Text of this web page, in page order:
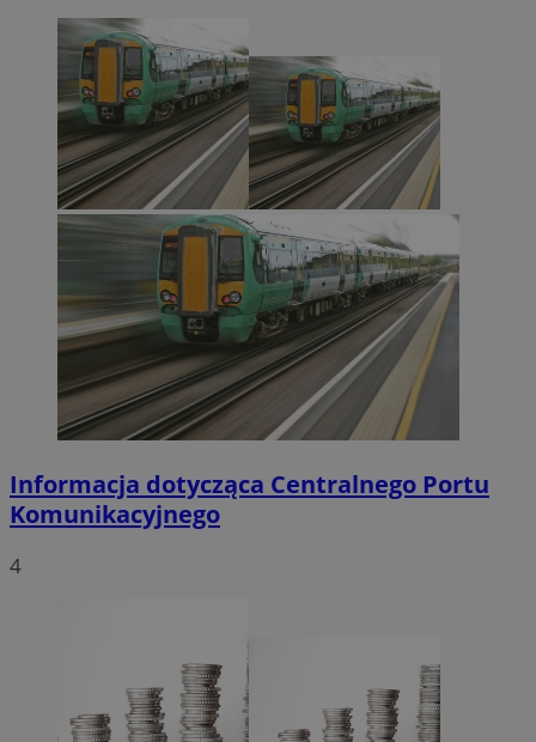
Informacja dotycząca Centralnego Portu
Komunikacyjnego
4